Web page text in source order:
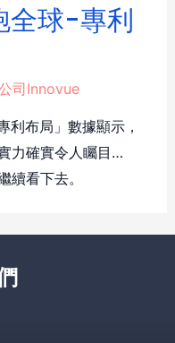
全球-專利
司Innovue
利布局」數據顯示，
力確實令人矚目…
續看下去。